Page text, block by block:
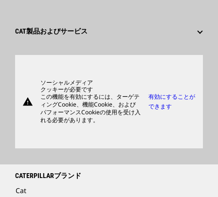
イノベーション
サプライヤ
CAT製品およびサービス
サポート
商品
ディーラを検索する
warning
ソーシャルメディア
クッキーが必要です
この機能を有効にするには、ターゲテ
ィングCookie、機能Cookie、および
パフォーマンスCookieの使用を受け入
れる必要があります。
有効にすることが
できます
CATERPILLARブランド
Cat